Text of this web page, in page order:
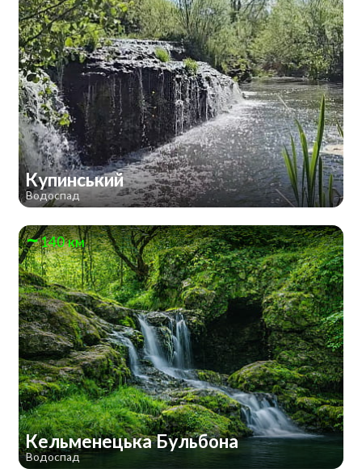
Купинський
Водоспад
140 км
Кельменецька Бульбона
Водоспад